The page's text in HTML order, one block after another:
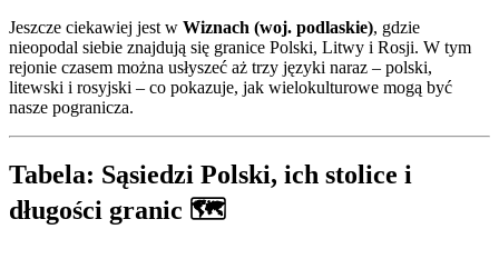
Jeszcze ciekawiej jest w Wiznach (woj. podlaskie), gdzie
nieopodal siebie znajdują się granice Polski, Litwy i Rosji. W tym
rejonie czasem można usłyszeć aż trzy języki naraz – polski,
litewski i rosyjski – co pokazuje, jak wielokulturowe mogą być
nasze pogranicza.
Tabela: Sąsiedzi Polski, ich stolice i
długości granic 🗺️